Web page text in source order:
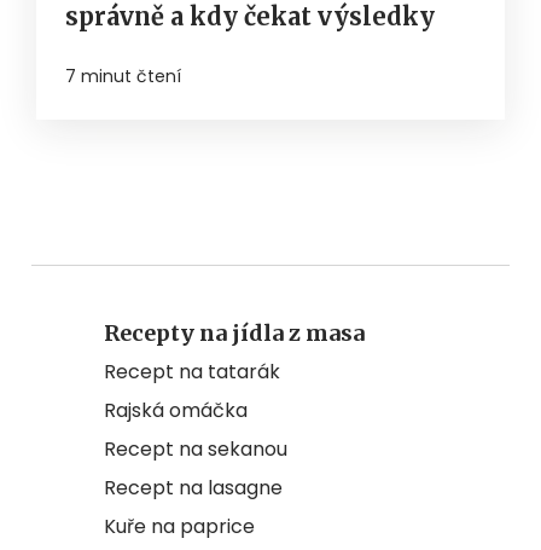
správně a kdy čekat výsledky
7 minut čtení
Recepty na jídla z masa
Recept na tatarák
Rajská omáčka
Recept na sekanou
Recept na lasagne
Kuře na paprice